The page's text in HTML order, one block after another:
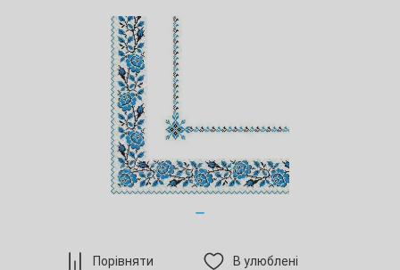
Порівняти В улюблені